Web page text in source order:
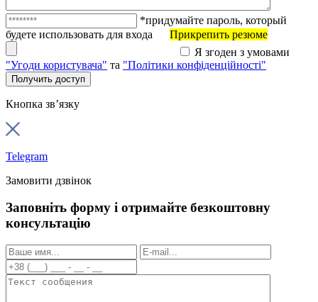
*придумайте пароль, который
будете использовать для входа
Прикрепить резюме
Я згоден з умовами
"Угоди користувача" та "Політики конфіденційності"
Кнопка зв’язку
Telegram
Замовити дзвінок
Заповніть форму і отримайте безкоштовну
консультацію